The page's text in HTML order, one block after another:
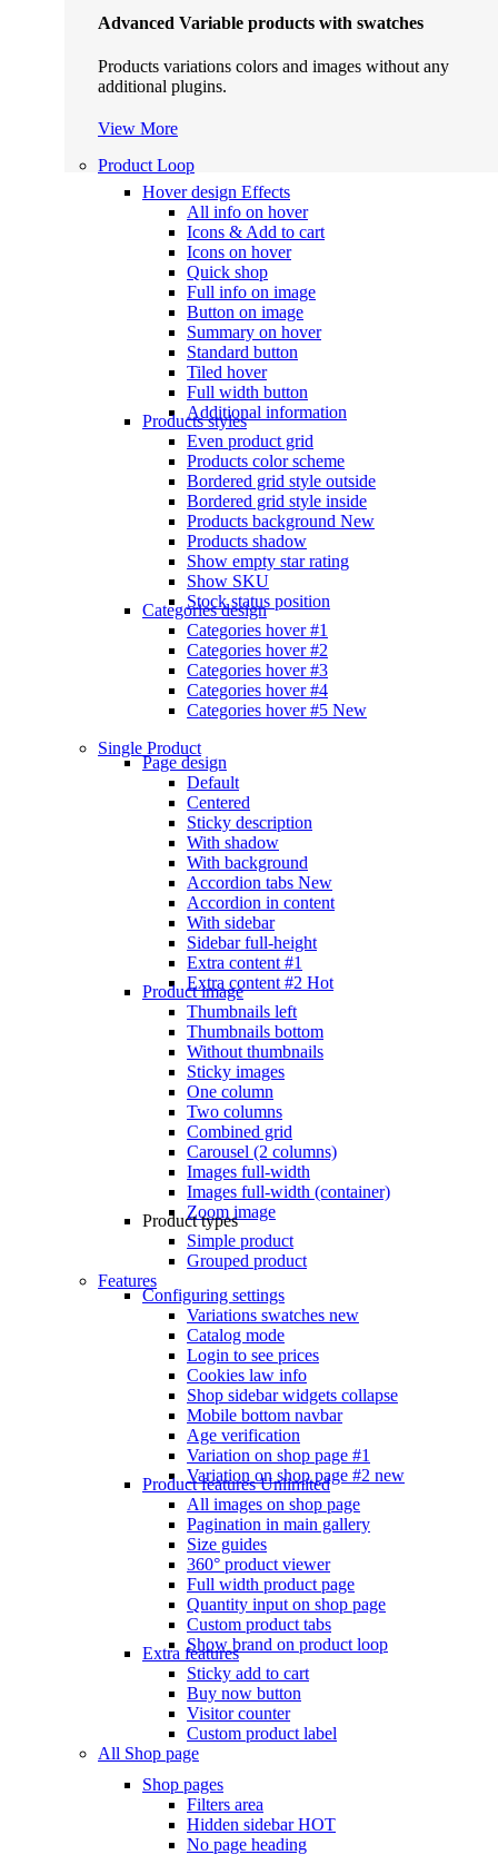
Advanced Variable products with swatches
Products variations colors and images without any
additional plugins.
View More
Product Loop
Hover design Effects
All info on hover
Icons & Add to cart
Icons on hover
Quick shop
Full info on image
Button on image
Summary on hover
Standard button
Tiled hover
Full width button
Additional information
Products styles
Even product grid
Products color scheme
Bordered grid style outside
Bordered grid style inside
Products background New
Products shadow
Show empty star rating
Show SKU
Stock status position
Categories design
Categories hover #1
Categories hover #2
Categories hover #3
Categories hover #4
Categories hover #5 New
Single Product
Page design
Default
Centered
Sticky description
With shadow
With background
Accordion tabs New
Accordion in content
With sidebar
Sidebar full-height
Extra content #1
Extra content #2 Hot
Product image
Thumbnails left
Thumbnails bottom
Without thumbnails
Sticky images
One column
Two columns
Combined grid
Carousel (2 columns)
Images full-width
Images full-width (container)
Zoom image
Product types
Simple product
Grouped product
Features
Configuring settings
Variations swatches new
Catalog mode
Login to see prices
Cookies law info
Shop sidebar widgets collapse
Mobile bottom navbar
Age verification
Variation on shop page #1
Variation on shop page #2 new
Product featuresUnlimited
All images on shop page
Pagination in main gallery
Size guides
360° product viewer
Full width product page
Quantity input on shop page
Custom product tabs
Show brand on product loop
Extra features
Sticky add to cart
Buy now button
Visitor counter
Custom product label
All Shop page
Shop pages
Filters area
Hidden sidebarHOT
No page heading